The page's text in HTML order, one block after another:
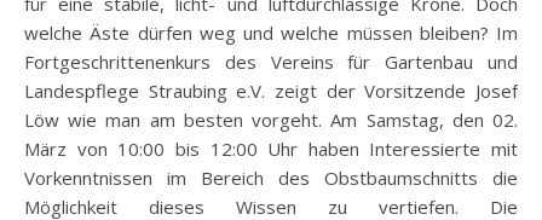
welche Äste dürfen weg und welche müssen bleiben? Im
Fortgeschrittenenkurs des Vereins für Gartenbau und
Landespflege Straubing e.V. zeigt der Vorsitzende Josef
Löw wie man am besten vorgeht.Am Samstag, den 02.
März von 10:00 bis 12:00 Uhr haben Interessierte mit
Vorkenntnissen im Bereich des Obstbaumschnitts die
Möglichkeit dieses Wissen zu vertiefen. Die